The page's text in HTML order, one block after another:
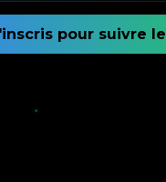
pour suivre